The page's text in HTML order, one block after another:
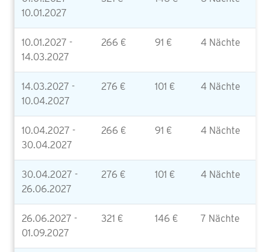
10.01.2027
10.01.2027 -
14.03.2027
266 € 91 € 4 Nächte
14.03.2027 -
10.04.2027
276 € 101 € 4 Nächte
10.04.2027 -
30.04.2027
266 € 91 € 4 Nächte
30.04.2027 -
26.06.2027
276 € 101 € 4 Nächte
26.06.2027 -
01.09.2027
321 € 146 € 7 Nächte